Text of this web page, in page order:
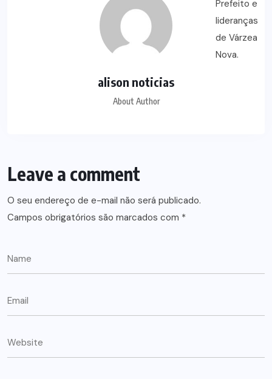
alison noticias
About Author
Leave a comment
O seu endereço de e-mail não será publicado.
Campos obrigatórios são marcados com *